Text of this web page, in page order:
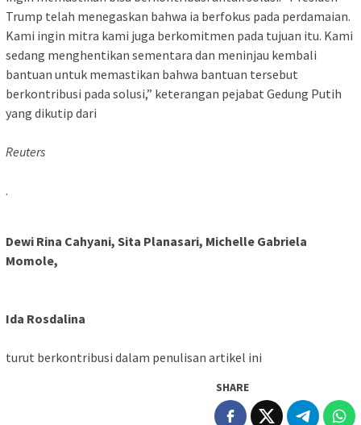
Trump telah menegaskan bahwa ia berfokus pada perdamaian.
Kami ingin mitra kami juga berkomitmen pada tujuan itu. Kami
sedang menghentikan sementara dan meninjau kembali
bantuan untuk memastikan bahwa bantuan tersebut
berkontribusi pada solusi,” keterangan pejabat Gedung Putih
yang dikutip dari
Reuters
.
Dewi Rina Cahyani, Sita Planasari, Michelle Gabriela
Momole,
Ida Rosdalina
turut berkontribusi dalam penulisan artikel ini
SHARE